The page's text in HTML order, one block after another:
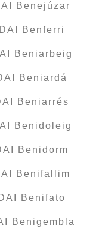
Benejúzar
Benferri
Beniarbeig
Beniardá
Beniarrés
Benidoleig
Benidorm
Benifallim
Benifato
Benigembla